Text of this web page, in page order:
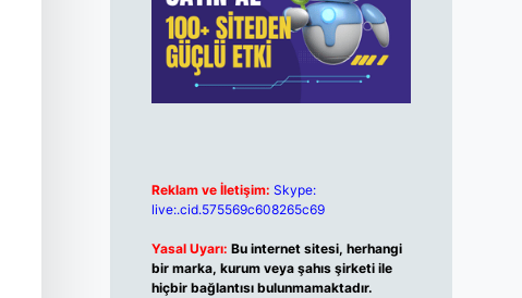
Reklam ve İletişim: Skype:
live:.cid.575569c608265c69
Yasal Uyarı: Bu internet sitesi, herhangi
bir marka, kurum veya şahıs şirketi ile
hiçbir bağlantısı bulunmamaktadır.